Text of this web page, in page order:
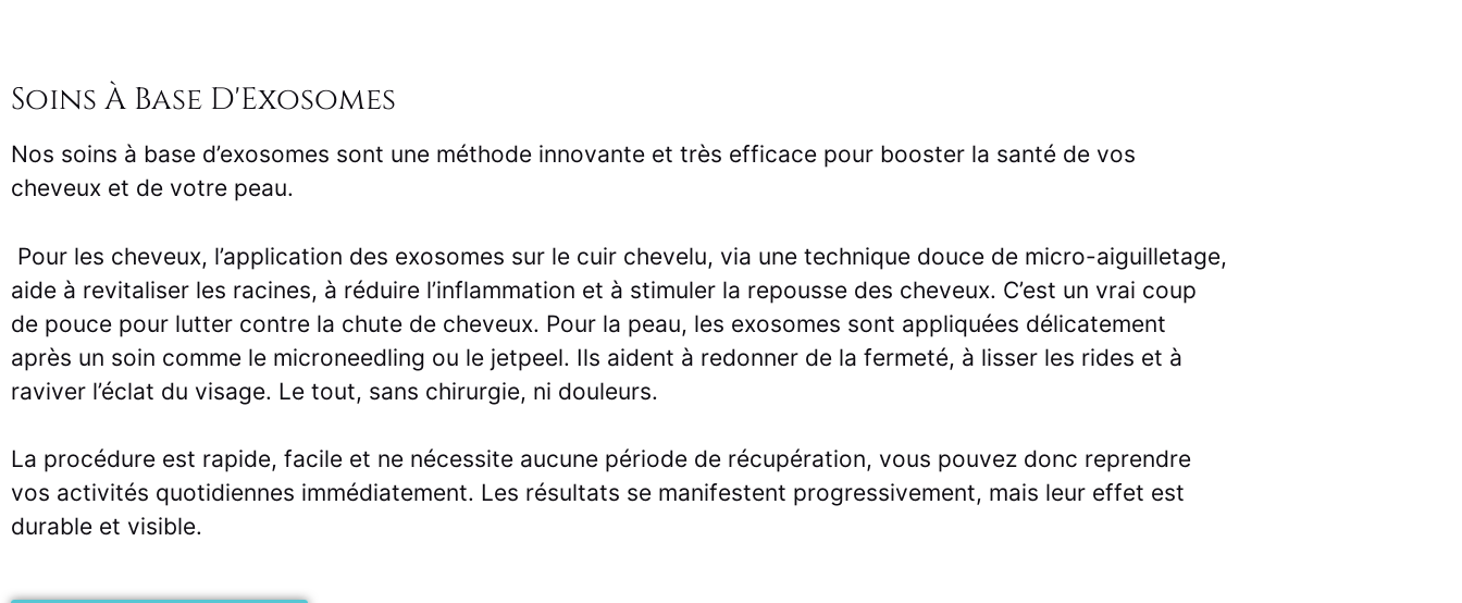
Soins À Base D'Exosomes
Nos soins à base d’exosomes sont une méthode innovante et très efficace pour booster la santé de vos
cheveux et de votre peau.
Pour les cheveux, l’application des exosomes sur le cuir chevelu, via une technique douce de micro-aiguilletage,
aide à revitaliser les racines, à réduire l’inflammation et à stimuler la repousse des cheveux. C’est un vrai coup
de pouce pour lutter contre la chute de cheveux. Pour la peau, les exosomes sont appliquées délicatement
après un soin comme le microneedling ou le jetpeel. Ils aident à redonner de la fermeté, à lisser les rides et à
raviver l’éclat du visage. Le tout, sans chirurgie, ni douleurs.
La procédure est rapide, facile et ne nécessite aucune période de récupération, vous pouvez donc reprendre
vos activités quotidiennes immédiatement. Les résultats se manifestent progressivement, mais leur effet est
durable et visible.